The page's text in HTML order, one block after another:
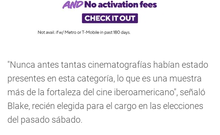
"Nunca antes tantas cinematografías habían estado
presentes en esta categoría, lo que es una muestra
más de la fortaleza del cine iberoamericano", señaló
Blake, recién elegida para el cargo en las elecciones
del pasado sábado.